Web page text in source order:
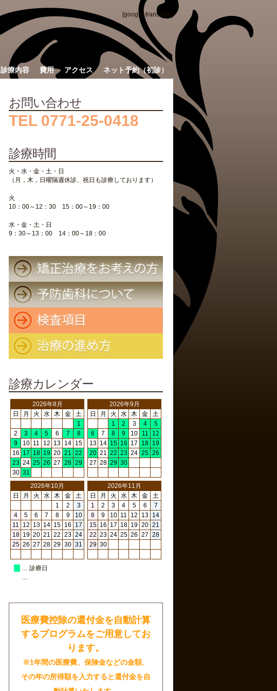
[google-translator]
診療内容 費用 アクセス ネット予約（初診）
お問い合わせ
TEL 0771-25-0418
診療時間
火・水・金・土・日
（月，木，日曜隔週休診、祝日も診療しております）
火
10：00～12：30 15：00～19：00
水・金・土・日
9：30～13：00 14：00～18：00
診療カレンダー
2026年8月
日
月 火 水 木 金
土
1
2
3 4 5 6 7
8
9
10 11 12 13 14 15
16 17 18 19 20 21 22
23 24 25 26 27 28 29
30 31
2026年9月
日
月 火 水 木 金
土
1
2 3 4
5
6
7 8 9 10 11
12
13 14 15 16 17 18 19
20 21 22 23 24 25 26
27 28 29 30
2026年10月
日
月 火 水 木 金
土
1
2
3
4
5 6 7 8 9
10
11
12 13 14 15 16
17
18 19 20 21 22 23 24
25 26 27 28 29 30 31
2026年11月
日
月 火 水 木 金
土
1
2 3 4 5 6
7
8
9 10 11 12 13 14
15 16 17 18 19 20 21
22 23 24 25 26 27 28
29 30
… 診療日
…
医療費控除の還付金を自動計算
するプログラムをご用意してお
ります。
※1年間の医療費、保険金などの金額、
その年の所得額を入力すると還付金を自